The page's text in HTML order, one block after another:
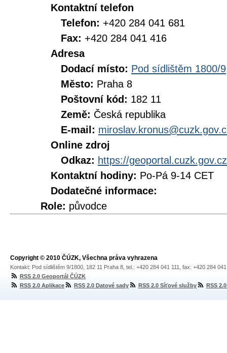
Kontaktní telefon
Telefon: +420 284 041 681
Fax: +420 284 041 416
Adresa
Dodací místo: Pod sídlištěm 1800/9
Město: Praha 8
Poštovní kód: 182 11
Země: Česká republika
E-mail:
Online zdroj
Odkaz: https://
Kontaktní hodiny: Po-Pá 9-14 CET
Dodatečné informace:
Role: původce
Copyright © 2010 ČÚZK, Všechna práva vyhrazena
Kontakt: Pod sídlištěm 9/1800, 182 11 Praha 8, tel.: +420 284 041 111, fax: +420 284
RSS 2.0 Geoportál ČÚZK
RSS 2.0 Aplikace
RSS 2.0 Datové sady RSS 2.0 Síťové služby RSS